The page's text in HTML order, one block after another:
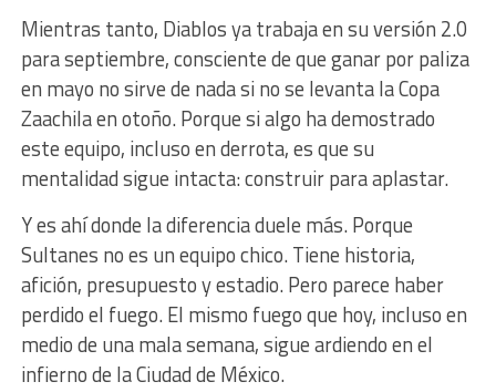
Mientras tanto, Diablos ya trabaja en su versión 2.0
para septiembre, consciente de que ganar por paliza
en mayo no sirve de nada si no se levanta la Copa
Zaachila en otoño. Porque si algo ha demostrado
este equipo, incluso en derrota, es que su
mentalidad sigue intacta: construir para aplastar.
Y es ahí donde la diferencia duele más. Porque
Sultanes no es un equipo chico. Tiene historia,
afición, presupuesto y estadio. Pero parece haber
perdido el fuego. El mismo fuego que hoy, incluso en
medio de una mala semana, sigue ardiendo en el
infierno de la Ciudad de México.